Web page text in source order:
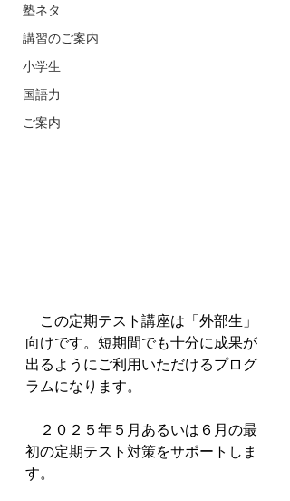
塾ネタ
講習のご案内
小学生
国語力
ご案内
この定期テスト講座は「外部生」
向けです。短期間でも十分に成果が
出るようにご利用いただけるプログ
ラムになります。
２０２５年５月あるいは６月の最
初の定期テスト対策をサポートしま
す。